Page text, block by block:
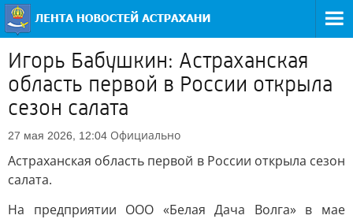
Игорь Бабушкин: Астраханская
область первой в России открыла
сезон салата
27 мая 2026, 12:04 Официально
Астраханская область первой в России открыла сезон
салата.
На предприятии ООО «Белая Дача Волга» в мае